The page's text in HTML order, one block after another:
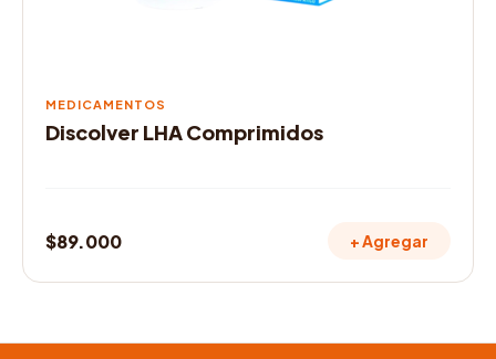
MEDICAMENTOS
Discolver LHA Comprimidos
$89.000 + Agregar